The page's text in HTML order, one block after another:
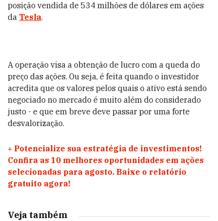
posição vendida de 534 milhões de dólares em ações
da Tesla.
A operação visa a obtenção de lucro com a queda do
preço das ações. Ou seja, é feita quando o investidor
acredita que os valores pelos quais o ativo está sendo
negociado no mercado é muito além do considerado
justo - e que em breve deve passar por uma forte
desvalorização.
+ Potencialize sua estratégia de investimentos!
Confira as 10 melhores oportunidades em ações
selecionadas para agosto. Baixe o relatório
gratuito agora!
Veja também